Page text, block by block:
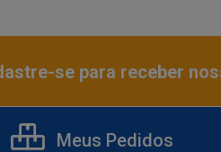
se para receber
Meus Pedidos